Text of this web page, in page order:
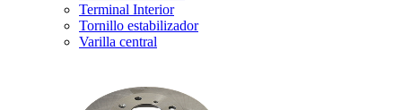
Terminal Interior
Tornillo estabilizador
Varilla central